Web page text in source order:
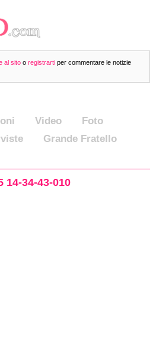
al sito o registrarti per commentare le notizie
Video
Foto
Grande Fratello
14-34-43-010